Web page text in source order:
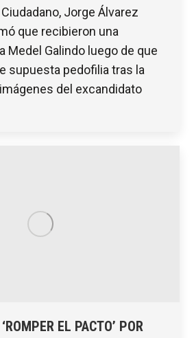
Jorge Álvarez
que recibieron una
Medel Galindo luego de que
supuesta pedofilia tras la
del excandidato
EL PACTO’ POR